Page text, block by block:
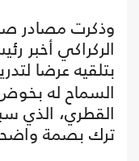
وذكرت مصادر
الركراكي أخبر
بتلقيه عرضا
السماح له
القطري، الذي
ترك بصمة